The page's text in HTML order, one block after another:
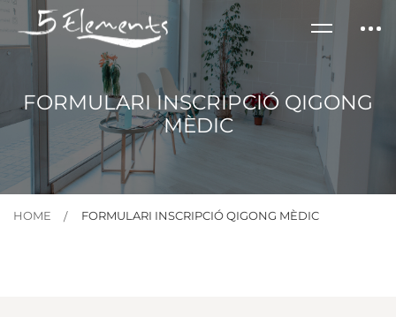
FORMULARI INSCRIPCIÓ QIGONG
MÈDIC
HOME FORMULARI INSCRIPCIÓ QIGONG MÈDIC